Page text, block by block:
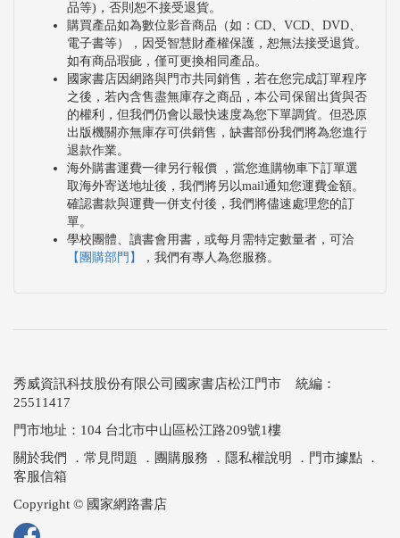
品等)，否則恕不接受退貨。
購買產品如為數位影音商品（如：CD、VCD、DVD、
電子書等），因受智慧財產權保護，恕無法接受退貨。
如有商品瑕疵，僅可更換相同產品。
國家書店因網路與門市共同銷售，若在您完成訂單程序
之後，若內含售盡無庫存之商品，本公司保留出貨與否
的權利，但我們仍會以最快速度為您下單調貨。但恐原
出版機關亦無庫存可供銷售，缺書部份我們將為您進行
退款作業。
海外購書運費一律另行報價 ，當您進購物車下訂單選
取海外寄送地址後，我們將另以mail通知您運費金額。
確認書款與運費一併支付後，我們將儘速處理您的訂
單。
學校團體、讀書會用書，或每月需特定數量者，可洽
【團購部門】
，我們有專人為您服務。
秀威資訊科技股份有限公司國家書店松江門市 統編：
25511417
門市地址：104 台北市中山區松江路209號1樓
關於我們
． 常見問題 ． 團購服務 ． 隱私權說明 ． 門市據點 ．
客服信箱
Copyright © 國家網路書店